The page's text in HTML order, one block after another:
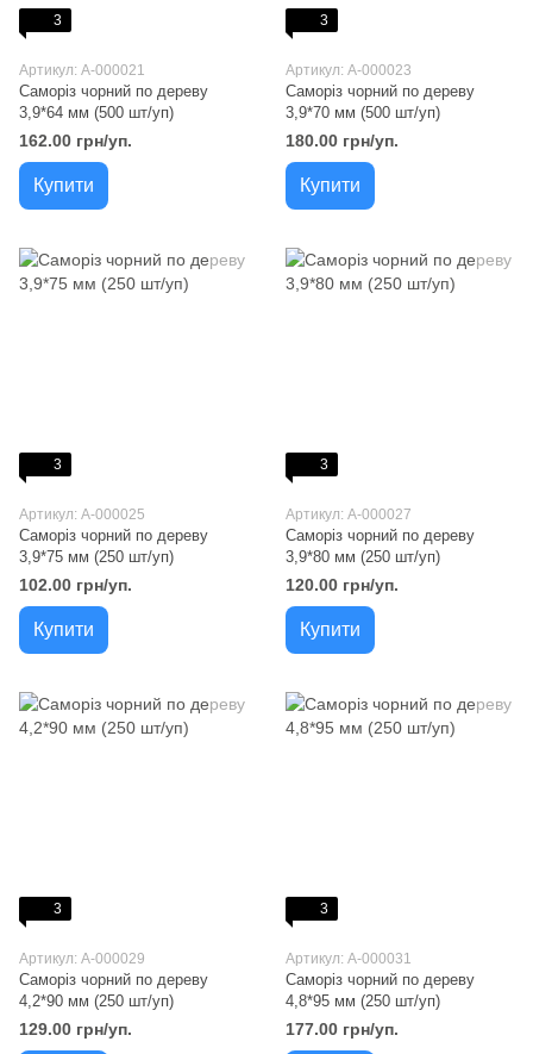
3
Артикул: A-000021
Саморіз чорний по дереву
3,9*64 мм (500 шт/уп)
162.00 грн/уп.
Купити
3
Артикул: A-000023
Саморіз чорний по дереву
3,9*70 мм (500 шт/уп)
180.00 грн/уп.
Купити
3
Артикул: A-000025
Саморіз чорний по дереву
3,9*75 мм (250 шт/уп)
102.00 грн/уп.
Купити
3
Артикул: A-000027
Саморіз чорний по дереву
3,9*80 мм (250 шт/уп)
120.00 грн/уп.
Купити
3
Артикул: A-000029
Саморіз чорний по дереву
4,2*90 мм (250 шт/уп)
129.00 грн/уп.
3
Артикул: A-000031
Саморіз чорний по дереву
4,8*95 мм (250 шт/уп)
177.00 грн/уп.